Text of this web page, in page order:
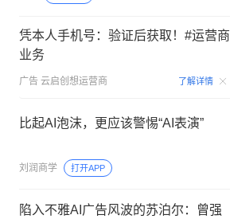
凭本人手机号：验证后获取！#运营商
业务
广告 云启创想运营商 了解详情
比起AI泡沫，更应该警惕“AI表演”
刘润商学 打开APP
陷入不雅AI广告风波的苏泊尔：曾强